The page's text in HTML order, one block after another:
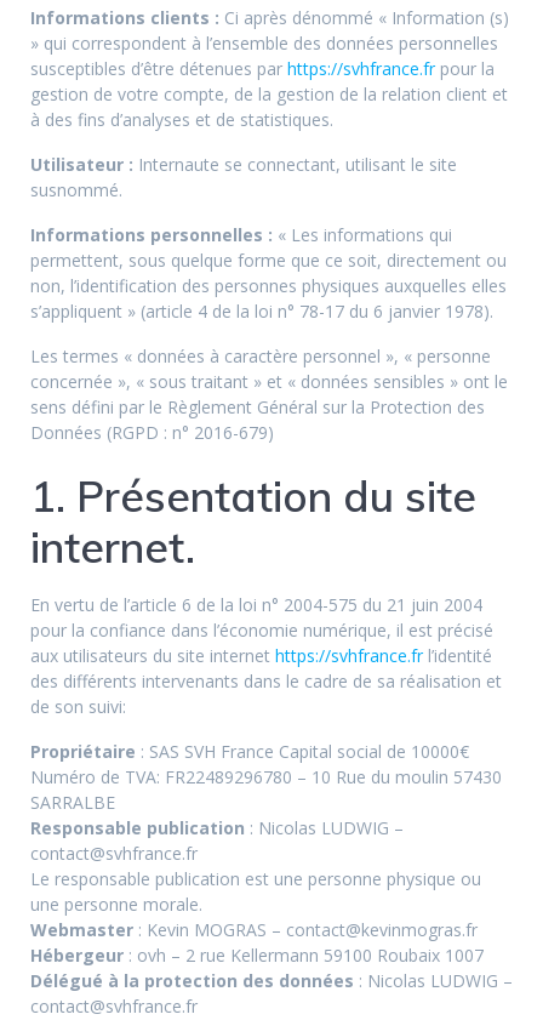
Informations clients : Ci après dénommé « Information (s)
» qui correspondent à l’ensemble des données personnelles
susceptibles d’être détenues par https://svhfrance.frpour la
gestion de votre compte, de la gestion de la relation client et
à des fins d’analyses et de statistiques.
Utilisateur : Internaute se connectant, utilisant le site
susnommé.
Informations personnelles : « Les informations qui
permettent, sous quelque forme que ce soit, directement ou
non, l’identification des personnes physiques auxquelles elles
s’appliquent » (article 4 de la loi n° 78-17 du 6 janvier 1978).
Les termes « données à caractère personnel », « personne
concernée », « sous traitant » et « données sensibles » ont le
sens défini par le Règlement Général sur la Protection des
Données (RGPD : n° 2016-679)
1. Présentation du site
internet.
En vertu de l’article 6 de la loi n° 2004-575 du 21 juin 2004
pour la confiance dans l’économie numérique, il est précisé
aux utilisateurs du site internet https://svhfrance.frl’identité
des différents intervenants dans le cadre de sa réalisation et
de son suivi:
Propriétaire : SAS SVH France Capital social de 10000€
Numéro de TVA: FR22489296780 – 10 Rue du moulin 57430
SARRALBE
Responsable publication : Nicolas LUDWIG –
contact@svhfrance.fr
Le responsable publication est une personne physique ou
une personne morale.
Webmaster : Kevin MOGRAS – contact@kevinmogras.fr
Hébergeur : ovh – 2 rue Kellermann 59100 Roubaix 1007
Délégué à la protection des données : Nicolas LUDWIG –
contact@svhfrance.fr